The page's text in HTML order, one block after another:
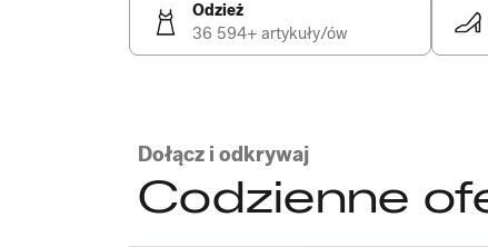
Odzież
36 594+ artykuły/ów
Dołącz i odkrywaj
Codzienne